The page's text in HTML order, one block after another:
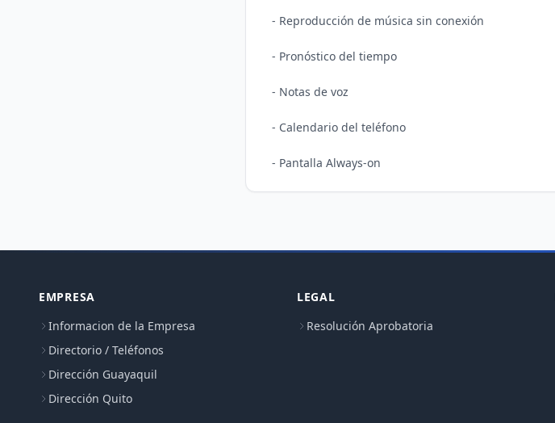
- Reproducción de música sin conexión
- Pronóstico del tiempo
- Notas de voz
- Calendario del teléfono
EMPRESA
Informacion de la Empresa
Directorio / Teléfonos
Dirección Guayaquil
Dirección Quito
LEGAL
Resolución Aprobatoria